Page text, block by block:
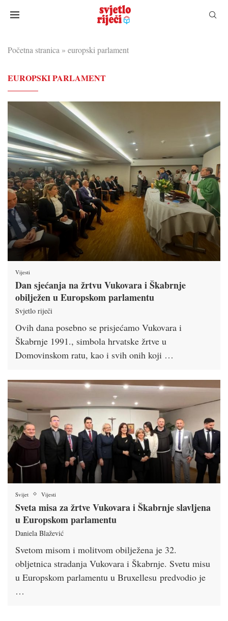
Početna stranica » europski parlament
EUROPSKI PARLAMENT
Vijesti
Dan sjećanja na žrtvu Vukovara i Škabrnje
obilježen u Europskom parlamentu
Svjetlo riječi
Ovih dana posebno se prisjećamo Vukovara i
Škabrnje 1991., simbola hrvatske žrtve u
Domovinskom ratu, kao i svih onih koji …
Svijet Vijesti
Sveta misa za žrtve Vukovara i Škabrnje slavljena
u Europskom parlamentu
Daniela Blažević
Svetom misom i molitvom obilježena je 32.
obljetnica stradanja Vukovara i Škabrnje. Svetu misu
u Europskom parlamentu u Bruxellesu predvodio je
…